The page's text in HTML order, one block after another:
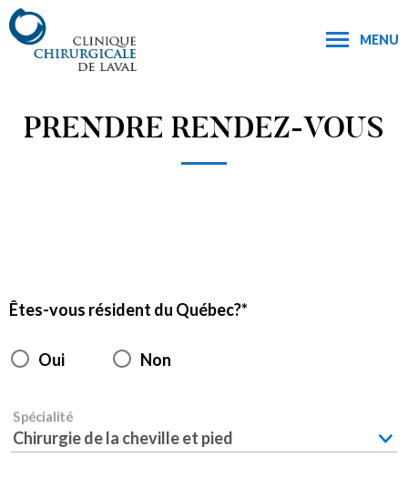
MENU
PRENDRE RENDEZ-VOUS
Êtes-vous résident du Québec?
Oui Non
Spécialité
Chirurgie de la cheville et pied